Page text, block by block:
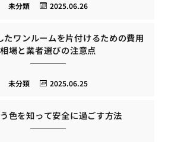
2025.06.26
未分類
たワンルームを片付けるための費用
相場と業者選びの注意点
2025.06.25
未分類
色を知って安全に過ごす方法